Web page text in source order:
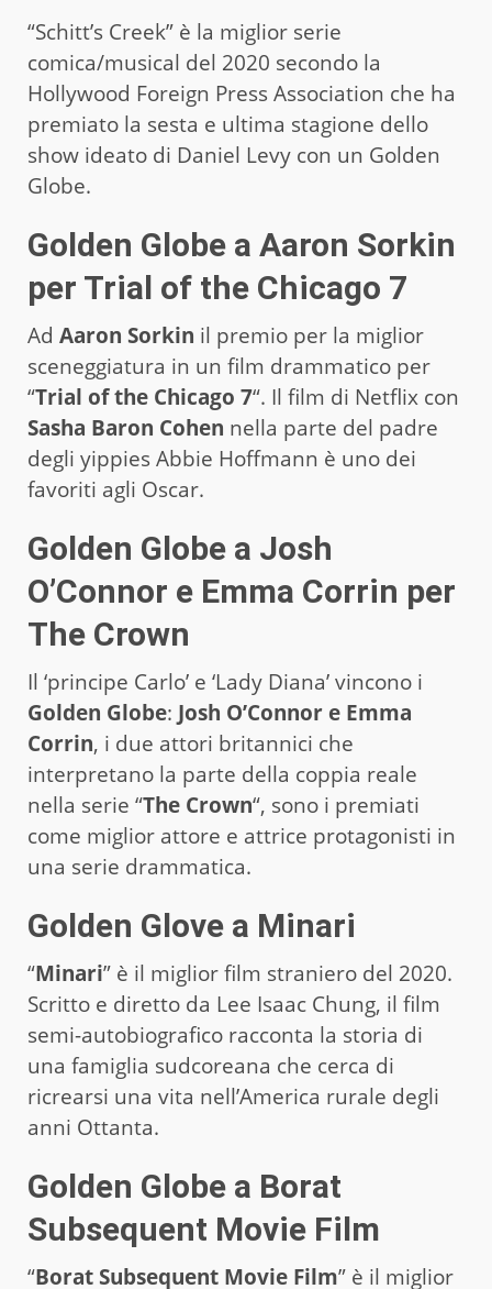
“Schitt’s Creek” è la miglior serie
comica/musical del 2020 secondo la
Hollywood Foreign Press Association che ha
premiato la sesta e ultima stagione dello
show ideato di Daniel Levy con un Golden
Globe.
Golden Globe a Aaron Sorkin
per Trial of the Chicago 7
Ad Aaron Sorkin il premio per la miglior
sceneggiatura in un film drammatico per
“Trial of the Chicago 7“. Il film di Netflix con
Sasha Baron Cohen nella parte del padre
degli yippies Abbie Hoffmann è uno dei
favoriti agli Oscar.
Golden Globe a Josh
O’Connor e Emma Corrin per
The Crown
Il ‘principe Carlo’ e ‘Lady Diana’ vincono i
Golden Globe: Josh O’Connor e Emma
Corrin, i due attori britannici che
interpretano la parte della coppia reale
nella serie “The Crown“, sono i premiati
come miglior attore e attrice protagonisti in
una serie drammatica.
Golden Glove a Minari
“Minari” è il miglior film straniero del 2020.
Scritto e diretto da Lee Isaac Chung, il film
semi-autobiografico racconta la storia di
una famiglia sudcoreana che cerca di
ricrearsi una vita nell’America rurale degli
anni Ottanta.
Golden Globe a Borat
Subsequent Movie Film
“Borat Subsequent Movie Film” è il miglior